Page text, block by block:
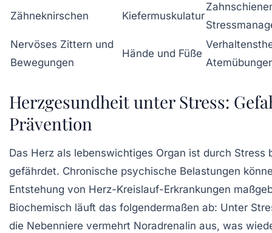
Zähneknirschen Kiefermuskulatur
Nervöses Zittern und
Bewegungen
Hände und Füße
Herzgesundheit unter Stress:
Prävention
Das Herz als lebenswichtiges Organ ist durch Stress
gefährdet. Chronische psychische Belastungen
Entstehung von Herz-Kreislauf-Erkrankungen
Biochemisch läuft das folgendermaßen ab: Unter
die Nebenniere vermehrt Noradrenalin aus, was